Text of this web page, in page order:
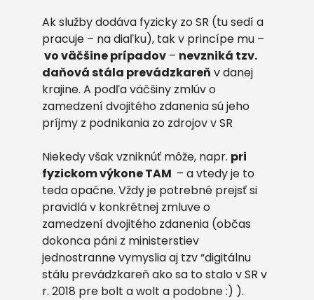
Ak služby dodáva fyzicky zo SR (tu sedí a
pracuje – na diaľku), tak v princípe mu –
vo väčšine prípadov – nevzniká tzv.
daňová stála prevádzkareň v danej
krajine. A podľa väčšiny zmlúv o
zamedzení dvojitého zdanenia sú jeho
príjmy z podnikania zo zdrojov v SR
Niekedy však vzniknúť môže, napr. pri
fyzickom výkone TAM – a vtedy je to
teda opačne. Vždy je potrebné prejsť si
pravidlá v konkrétnej zmluve o
zamedzení dvojitého zdanenia (občas
dokonca páni z ministerstiev
jednostranne vymyslia aj tzv “digitálnu
stálu prevádzkareň ako sa to stalo v SR v
r. 2018 pre bolt a wolt a podobne :) ).